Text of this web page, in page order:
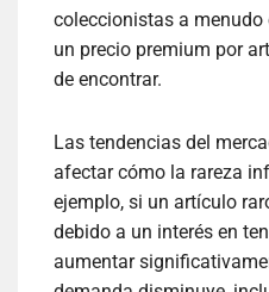
coleccionistas a
un precio premium por
de encontrar.
Las tendencias del
afectar cómo la rareza
ejemplo, si un artículo
debido a un interés en
aumentar